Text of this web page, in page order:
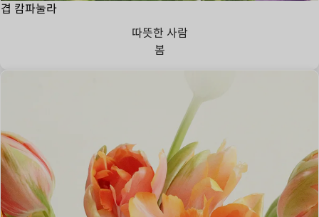
겹 캄파눌라
따뜻한 사람
봄